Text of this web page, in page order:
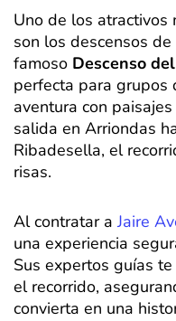
Uno de los
son los descensos
famoso Descenso
perfecta para grupos
aventura con
salida en Arriondas
Ribadesella, el
risas.
Al contratar aJaire
una experiencia
Sus expertos guías
el recorrido,
convierta en una